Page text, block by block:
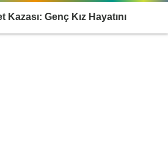
Kazası: Genç Kız Hayatını